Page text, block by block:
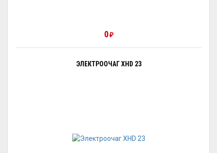
0 ₽
ЭЛЕКТРООЧАГ XHD 23